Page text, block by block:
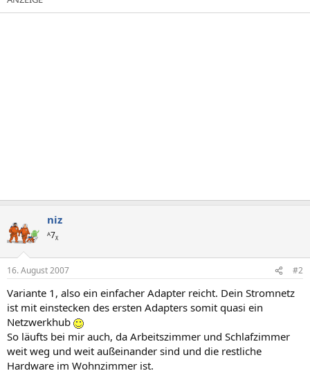
niz
ᴬ7ᵪ
16. August 2007 #2
Variante 1, also ein einfacher Adapter reicht. Dein Stromnetz
ist mit einstecken des ersten Adapters somit quasi ein
Netzwerkhub
So läufts bei mir auch, da Arbeitszimmer und Schlafzimmer
weit weg und weit außeinander sind und die restliche
Hardware im Wohnzimmer ist.